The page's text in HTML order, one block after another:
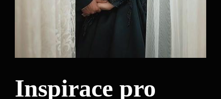
Inspirace pro